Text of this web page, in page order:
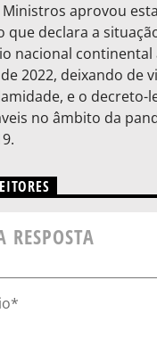
Ministros aprovou
que declara a
nacional continental
2022, deixando de
e o decreto-
no âmbito da
RESPOSTA